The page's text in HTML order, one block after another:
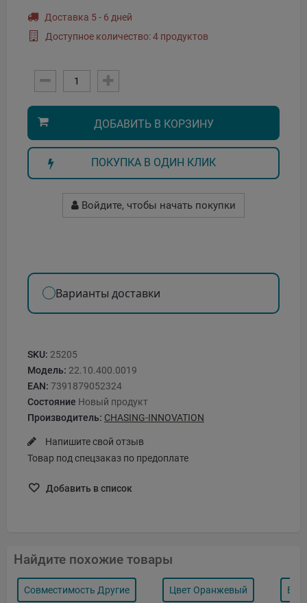
Доставка 5 - 6 дней
Доступное количество: 4 продуктов
ДОБАВИТЬ В КОРЗИНУ
ПОКУПКА В ОДИН КЛИК
Войдите, чтобы начать покупки
Варианты доставки
SKU: 25205
Модель: 22.10.400.0019
EAN: 7391879052324
Состояние Новый продукт
Производитель: CHASING-INNOVATION
Напишите свой отзыв
Товар под спецзаказ по предоплате
Добавить в список
Найдите похожие товары
Совместимость Другие Цвет Оранжевый Вид